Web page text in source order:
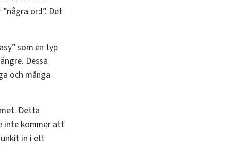
ord”. Det
som en typ
Dessa
och många
Detta
inte kommer att
in i ett